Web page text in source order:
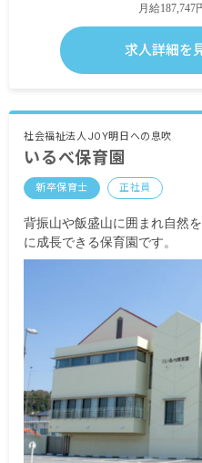
月給187,747
賞与4.2ヶ
特別処遇手
初任給調整手
時給980円～
処遇改善手
求人詳細を
社会福祉法人JOY明日への息吹
いるべ保育園
新卒保育士 正社員
背振山や飯盛山に囲まれ自然
に成長できる保育園です。